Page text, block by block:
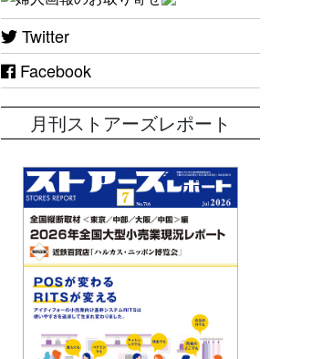
Twitter
Facebook
月刊ストアーズレポート